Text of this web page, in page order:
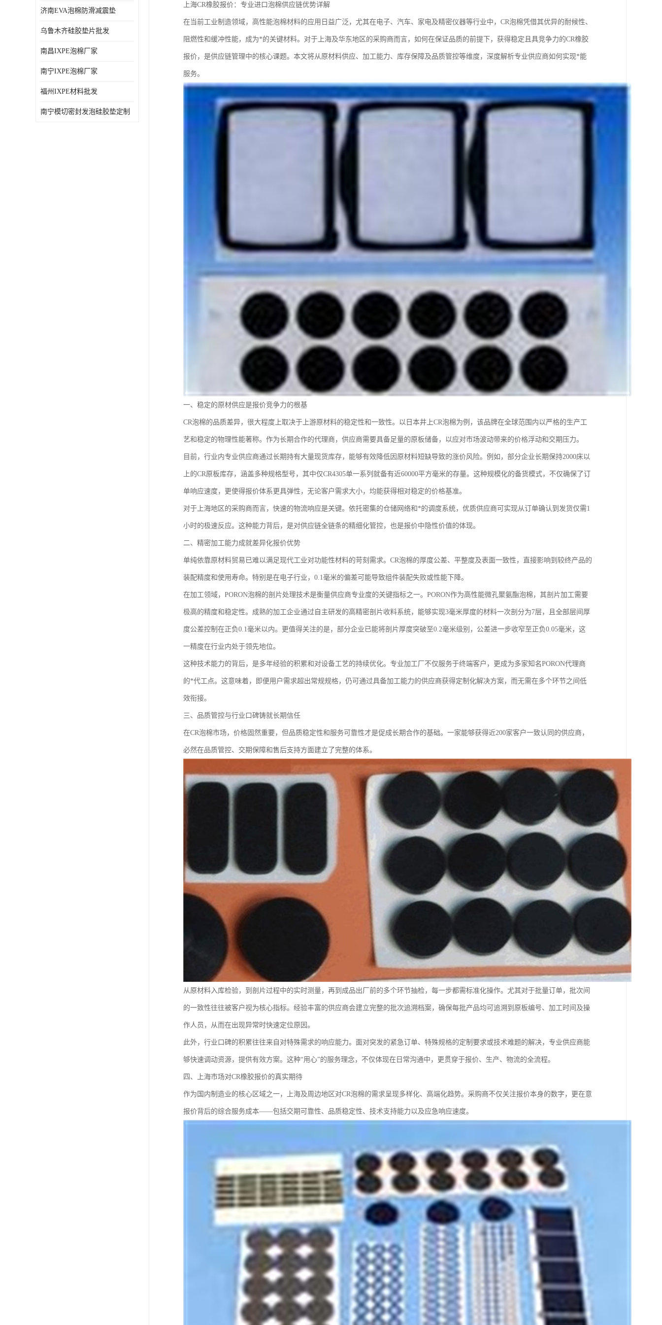
济南EVA泡棉防滑减震垫
乌鲁木齐硅胶垫片批发
南昌IXPE泡棉厂家
南宁IXPE泡棉厂家
福州IXPE材料批发
南宁模切密封发泡硅胶垫定制
上海CR橡胶报价：专业进口泡棉供应链优势详解
在当前工业制造领域，高性能泡棉材料的应用日益广泛，尤其在电子、汽车、家电及精密仪器等行业中，CR泡棉凭借其优异的耐候性、
阻燃性和缓冲性能，成为*的关键材料。对于上海及华东地区的采购商而言，如何在保证品质的前提下，获得稳定且具竞争力的CR橡胶
报价，是供应链管理中的核心课题。本文将从原材料供应、加工能力、库存保障及品质管控等维度，深度解析专业供应商如何实现*能
服务。
一、稳定的原材供应是报价竞争力的根基
CR泡棉的品质差异，很大程度上取决于上游原材料的稳定性和一致性。以日本井上CR泡棉为例，该品牌在全球范围内以严格的生产工
艺和稳定的物理性能著称。作为长期合作的代理商，供应商需要具备足量的原板储备，以应对市场波动带来的价格浮动和交期压力。
目前，行业内专业供应商通过长期持有大量现货库存，能够有效降低因原材料短缺导致的涨价风险。例如，部分企业长期保持2000床以
上的CR原板库存，涵盖多种规格型号，其中仅CR4305单一系列就备有近60000平方毫米的存量。这种规模化的备货模式，不仅确保了订
单响应速度，更使得报价体系更具弹性，无论客户需求大小，均能获得相对稳定的价格基准。
对于上海地区的采购商而言，快速的物流响应是关键。依托密集的仓储网络和*的调度系统，优质供应商可实现从订单确认到发货仅需1
小时的极速反应。这种能力背后，是对供应链全链条的精细化管控，也是报价中隐性价值的体现。
二、精密加工能力成就差异化报价优势
单纯依靠原材料贸易已难以满足现代工业对功能性材料的苛刻需求。CR泡棉的厚度公差、平整度及表面一致性，直接影响到较终产品的
装配精度和使用寿命。特别是在电子行业，0.1毫米的偏差可能导致组件装配失败或性能下降。
在加工领域，PORON泡棉的剖片处理技术是衡量供应商专业度的关键指标之一。PORON作为高性能微孔聚氨酯泡棉，其剖片加工需要
极高的精度和稳定性。成熟的加工企业通过自主研发的高精密剖片收料系统，能够实现3毫米厚度的材料一次剖分为7层，且全部层间厚
度公差控制在正负0.1毫米以内。更值得关注的是，部分企业已能将剖片厚度突破至0.2毫米级别，公差进一步收窄至正负0.05毫米，这
一精度在行业内处于领先地位。
这种技术能力的背后，是多年经验的积累和对设备工艺的持续优化。专业加工厂不仅服务于终端客户，更成为多家知名PORON代理商
的*代工点。这意味着，即便用户需求超出常规规格，仍可通过具备加工能力的供应商获得定制化解决方案，而无需在多个环节之间低
效衔接。
三、品质管控与行业口碑铸就长期信任
在CR泡棉市场，价格固然重要，但品质稳定性和服务可靠性才是促成长期合作的基础。一家能够获得近200家客户一致认同的供应商，
必然在品质管控、交期保障和售后支持方面建立了完整的体系。
从原材料入库检验，到剖片过程中的实时测量，再到成品出厂前的多个环节抽检，每一步都需标准化操作。尤其对于批量订单，批次间
的一致性往往被客户视为核心指标。经验丰富的供应商会建立完整的批次追溯档案，确保每批产品均可追溯到原板编号、加工时间及操
作人员，从而在出现异常时快速定位原因。
此外，行业口碑的积累往往来自对特殊需求的响应能力。面对突发的紧急订单、特殊规格的定制要求或技术难题的解决，专业供应商能
够快速调动资源，提供有效方案。这种“用心”的服务理念，不仅体现在日常沟通中，更贯穿于报价、生产、物流的全流程。
四、上海市场对CR橡胶报价的真实期待
作为国内制造业的核心区域之一，上海及周边地区对CR泡棉的需求呈现多样化、高端化趋势。采购商不仅关注报价本身的数字，更在意
报价背后的综合服务成本——包括交期可靠性、品质稳定性、技术支持能力以及应急响应速度。